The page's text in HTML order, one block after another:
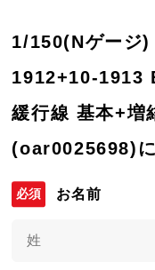
1/150(Nゲージ
1912+10-1913
緩行線 基本+増
(oar0025698)
お名前